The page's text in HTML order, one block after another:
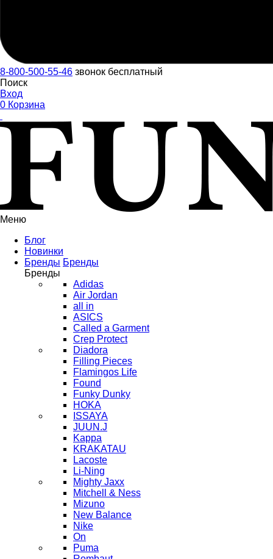
8-800-500-55-46 звонок бесплатный
Поиск
Вход
0 Корзина
Меню
Блог
Новинки
Бренды Бренды
Бренды
Adidas
Air Jordan
all in
ASICS
Called a Garment
Crep Protect
Diadora
Filling Pieces
Flamingos Life
Found
Funky Dunky
HOKA
ISSAYA
JUUN.J
Kappa
KRAKATAU
Lacoste
Li-Ning
Mighty Jaxx
Mitchell & Ness
Mizuno
New Balance
Nike
On
Puma